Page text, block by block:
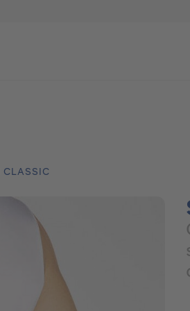
CLASSIC